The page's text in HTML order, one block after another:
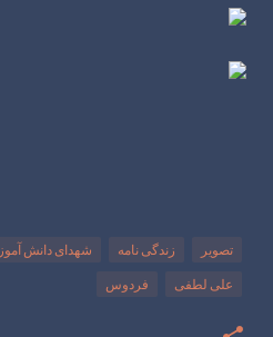
تصویر زندگی نامه شهدای دانش آموز
علی لطفی فردوس